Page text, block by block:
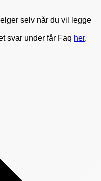
selv når du vil legge
svar under får Faq her.